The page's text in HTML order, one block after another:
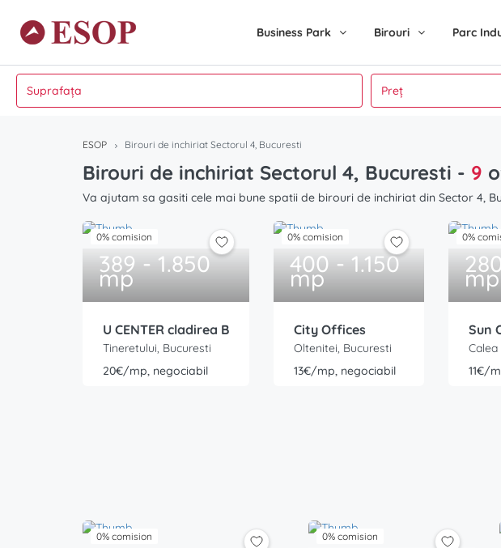
Business Park Birouri Parc
ESOP Birouri de inchiriat Sectorul 4, Bucuresti
Birouri de inchiriat Sectorul 4, Bucuresti - 9
Va ajutam sa gasiti cele mai bune spatii de birouri de inchiriat din Sector 4,
0% comision
389 - 1.850
mp
U CENTER cladirea B
Tineretului, Bucuresti
20€/mp, negociabil
0% comision
400 - 1.150
mp
City Offices
Oltenitei, Bucuresti
13€/mp, negociabil
0%
mp
Sun
11€/
0% comision 0% comision